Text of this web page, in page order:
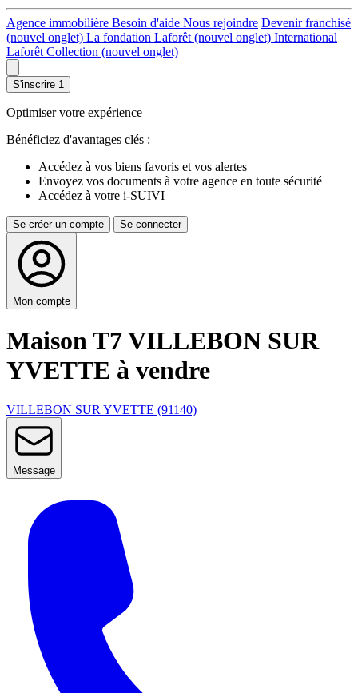
Agence immobilière Besoin d'aide Nous rejoindre Devenir franchisé
(nouvel onglet) La fondation Laforêt (nouvel onglet) International
Laforêt Collection (nouvel onglet)
S'inscrire 1
Optimiser votre expérience
Bénéficiez d'avantages clés :
Accédez à vos biens favoris et vos alertes
Envoyez vos documents à votre agence en toute sécurité
Accédez à votre i-SUIVI
Se créer un compte Se connecter
Mon compte
Maison T7 VILLEBON SUR
YVETTE à vendre
VILLEBON SUR YVETTE (91140)
Message